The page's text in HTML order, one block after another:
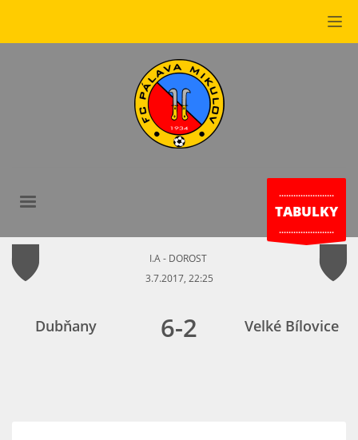
.......................
TABULKY
.......................
I.A - DOROST
3.7.2017, 22:25
Dubňany 6-2 Velké Bílovice